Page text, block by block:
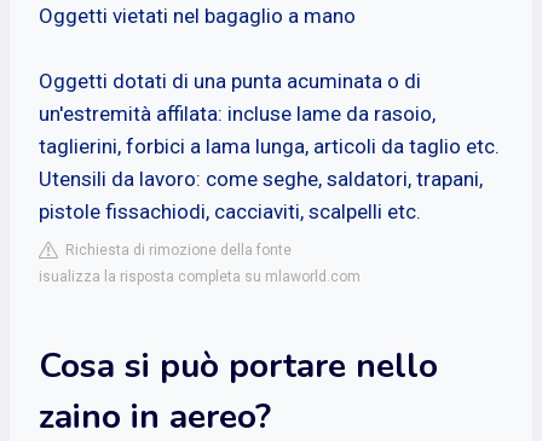
Oggetti vietati nel bagaglio a mano
Oggetti dotati di una punta acuminata o di
un'estremità affilata: incluse lame da rasoio,
taglierini, forbici a lama lunga, articoli da taglio etc.
Utensili da lavoro: come seghe, saldatori, trapani,
pistole fissachiodi, cacciaviti, scalpelli etc.
Richiesta di rimozione della fonte
isualizza la risposta completa su mlaworld.com
Cosa si può portare nello
zaino in aereo?